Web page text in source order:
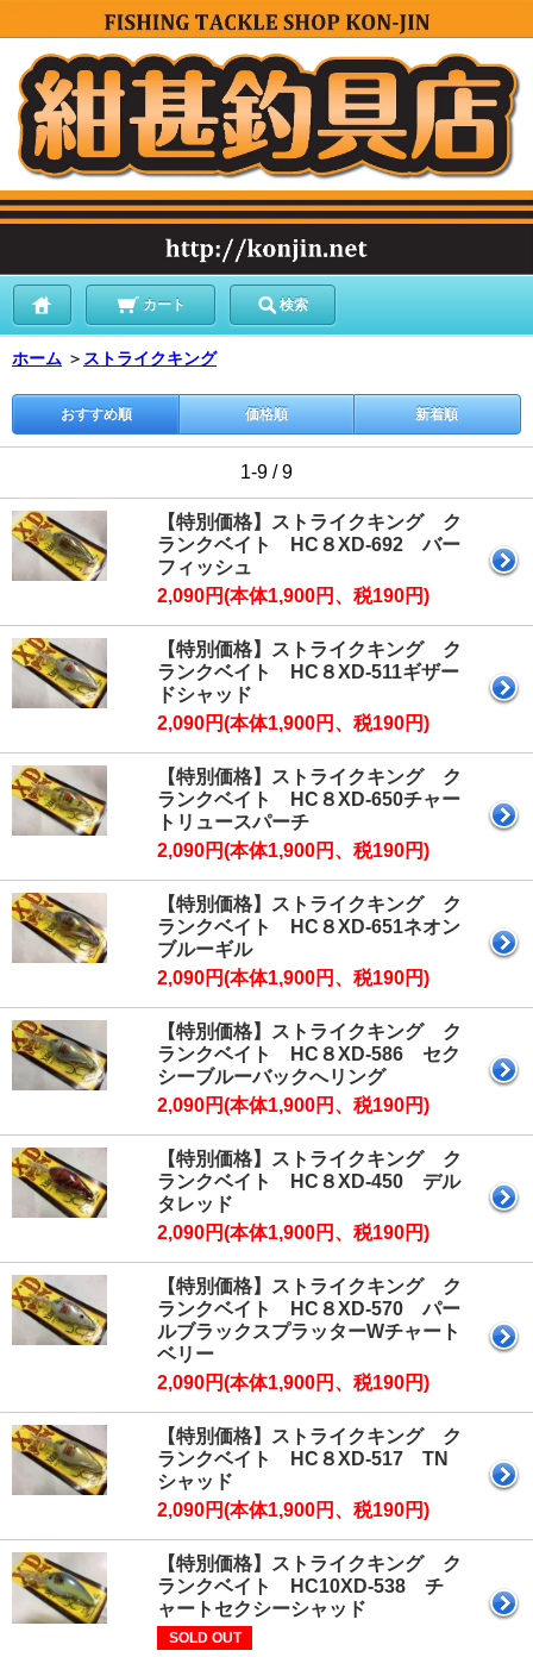
カート 検索
ホーム ＞ ストライクキング
おすすめ順 価格順 新着順
1-9 / 9
【特別価格】ストライクキング ク
ランクベイト HC８XD-692 バー
フィッシュ
2,090円(本体1,900円、税190円)
【特別価格】ストライクキング ク
ランクベイト HC８XD-511ギザー
ドシャッド
2,090円(本体1,900円、税190円)
【特別価格】ストライクキング ク
ランクベイト HC８XD-650チャー
トリュースパーチ
2,090円(本体1,900円、税190円)
【特別価格】ストライクキング ク
ランクベイト HC８XD-651ネオン
ブルーギル
2,090円(本体1,900円、税190円)
【特別価格】ストライクキング ク
ランクベイト HC８XD-586 セク
シーブルーバックへリング
2,090円(本体1,900円、税190円)
【特別価格】ストライクキング ク
ランクベイト HC８XD-450 デル
タレッド
2,090円(本体1,900円、税190円)
【特別価格】ストライクキング ク
ランクベイト HC８XD-570 パー
ルブラックスプラッターWチャート
ベリー
2,090円(本体1,900円、税190円)
【特別価格】ストライクキング ク
ランクベイト HC８XD-517 TN
シャッド
2,090円(本体1,900円、税190円)
【特別価格】ストライクキング ク
ランクベイト HC10XD-538 チ
ャートセクシーシャッド
SOLD OUT